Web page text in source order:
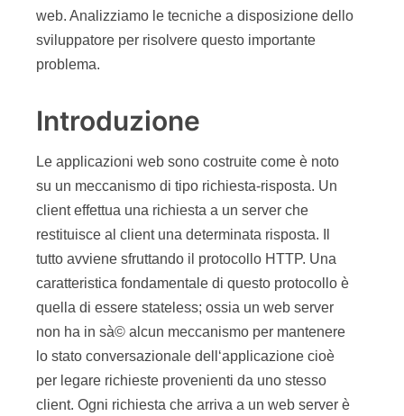
web. Analizziamo le tecniche a disposizione dello
sviluppatore per risolvere questo importante
problema.
Introduzione
Le applicazioni web sono costruite come è noto
su un meccanismo di tipo richiesta-risposta. Un
client effettua una richiesta a un server che
restituisce al client una determinata risposta. Il
tutto avviene sfruttando il protocollo HTTP. Una
caratteristica fondamentale di questo protocollo è
quella di essere stateless; ossia un web server
non ha in sà© alcun meccanismo per mantenere
lo stato conversazionale dell‘applicazione cioè
per legare richieste provenienti da uno stesso
client. Ogni richiesta che arriva a un web server è